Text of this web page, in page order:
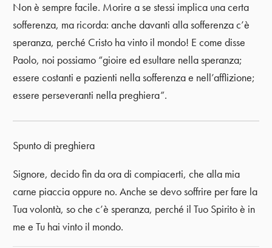
Non è sempre facile. Morire a se stessi implica una certa
sofferenza, ma ricorda: anche davanti alla sofferenza c’è
speranza, perché Cristo ha vinto il mondo! E come disse
Paolo, noi possiamo “gioire ed esultare nella speranza;
essere costanti e pazienti nella sofferenza e nell’afflizione;
essere perseveranti nella preghiera”.
Spunto di preghiera
Signore, decido fin da ora di compiacerti, che alla mia
carne piaccia oppure no. Anche se devo soffrire per fare la
Tua volontà, so che c’è speranza, perché il Tuo Spirito è in
me e Tu hai vinto il mondo.